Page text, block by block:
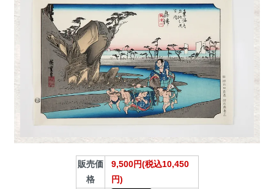
販売価
格
9,500円(税込10,450
円)